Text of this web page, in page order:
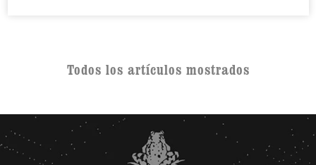
Todos los artículos mostrados